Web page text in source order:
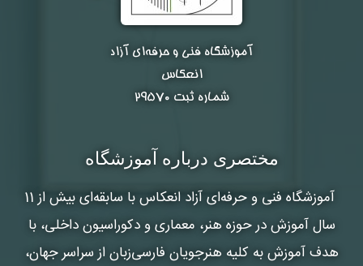
آموزشگاه فنی و حرفه‌ای آزاد
انعکاس
شماره ثبت ۲۹۵۷۰
مختصری درباره آموزشگاه
آموزشگاه فنی و حرفه‌ای آزاد انعکاس
با سابقه‌ای بیش از 11
سال آموزش در حوزه هنر، معماری و دکوراسیون داخلی، با
هدف آموزش به کلیه هنرجویان فارسی‌زبان از سراسر جهان،